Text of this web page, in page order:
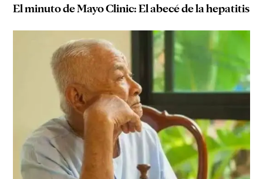
El minuto de Mayo Clinic: El abecé de la hepatitis